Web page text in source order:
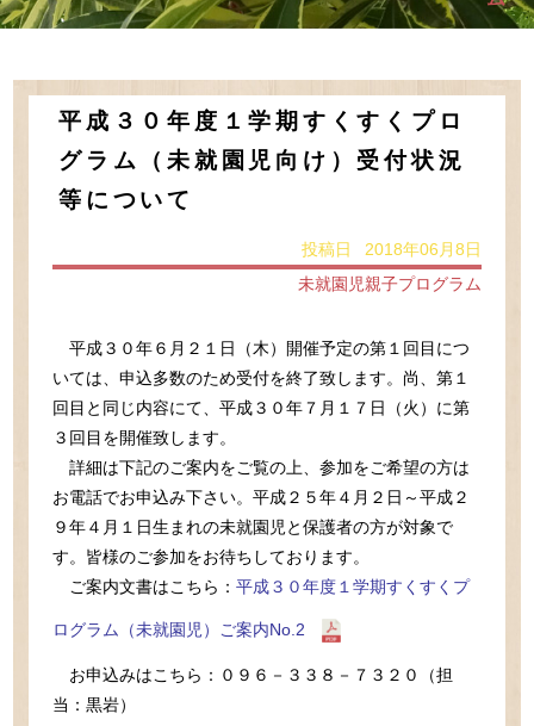
平成３０年度１学期すくすくプロ
グラム（未就園児向け）受付状況
等について
投稿日 2018年06月8日
未就園児親子プログラム
平成３０年６月２１日（木）開催予定の第１回目につ
いては、申込多数のため受付を終了致します。尚、第１
回目と同じ内容にて、平成３０年７月１７日（火）に第
３回目を開催致します。
詳細は下記のご案内をご覧の上、参加をご希望の方は
お電話でお申込み下さい。平成２５年４月２日～平成２
９年４月１日生まれの未就園児と保護者の方が対象で
す。皆様のご参加をお待ちしております。
ご案内文書はこちら： 平成３０年度１学期すくすくプ
ログラム（未就園児）ご案内No.2
お申込みはこちら：０９６－３３８－７３２０（担
当：黒岩）